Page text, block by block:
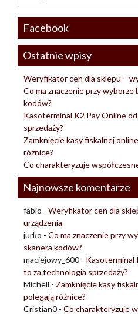
Facebook
Ostatnie wpisy
Weryfikator cen dla sklepu –
Co ma znaczenie przy
kodów?
Kasoterminal K2 Pay Online
sprzedaży?
Zamknięcie kasy fiskalnej
różnice?
Co charakteryzuje
Najnowsze komentarze
fabio - Weryfikator cen dla
urządzenia
jurko - Co ma znaczenie przy
skanera kodów?
maciejowy_600 - Kasoterminal
to za technologia sprzedaży?
Michell - Zamknięcie kasy
polegają różnice?
Cristian0 - Co charakteryzuje